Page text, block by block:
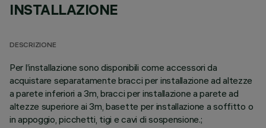
INSTALLAZIONE
DESCRIZIONE
Per l’installazione sono disponibili come accessori da
acquistare separatamente bracci per installazione ad altezze
a parete inferiori a 3m, bracci per installazione a parete ad
altezze superiore ai 3m, basette per installazione a soffitto o
in appoggio, picchetti, tigi e cavi di sospensione.;